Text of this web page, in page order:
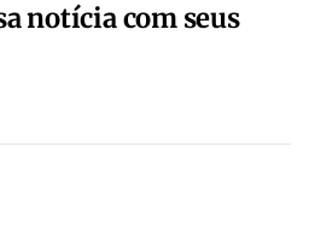
notícia com seus